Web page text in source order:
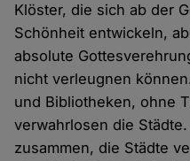
Klöster, die sich ab der
Schönheit entwickeln,
absolute
nicht verleugnen
und Bibliotheken, ohne
verwahrlosen die
zusammen, die Städte